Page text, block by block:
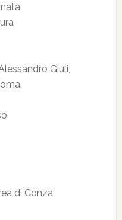
Giuli,
di Conza